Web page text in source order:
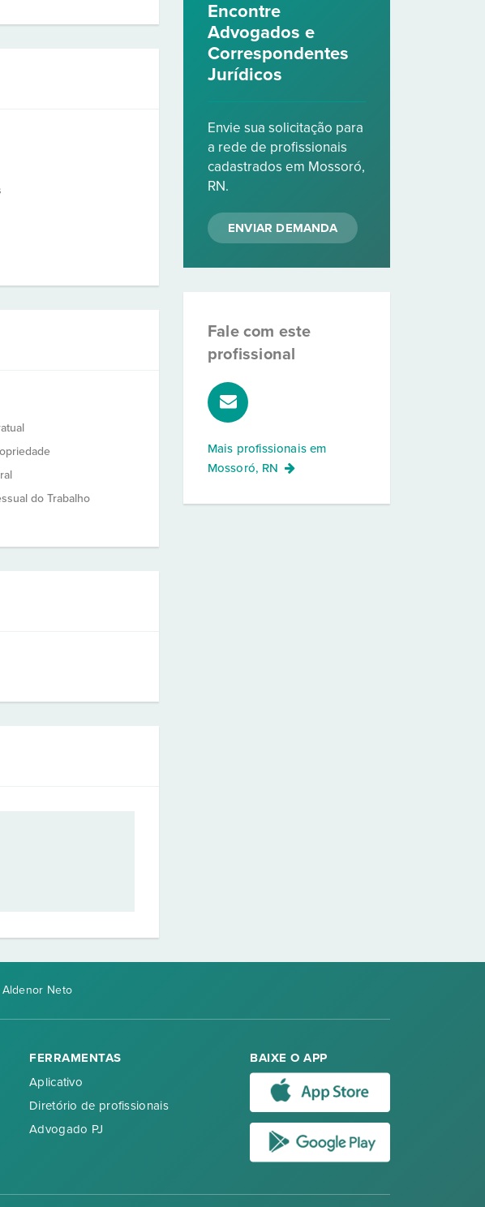
do Trabalho
Encontre
Advogados e
Correspondentes
Jurídicos
Envie sua solicitação para
a rede de profissionais
cadastrados em Mossoró,
RN.
ENVIAR DEMANDA
Fale com este
profissional
Mais profissionais em
Mossoró, RN
Aldenor Neto
FERRAMENTAS
Aplicativo
Diretório de profissionais
Advogado PJ
BAIXE O APP